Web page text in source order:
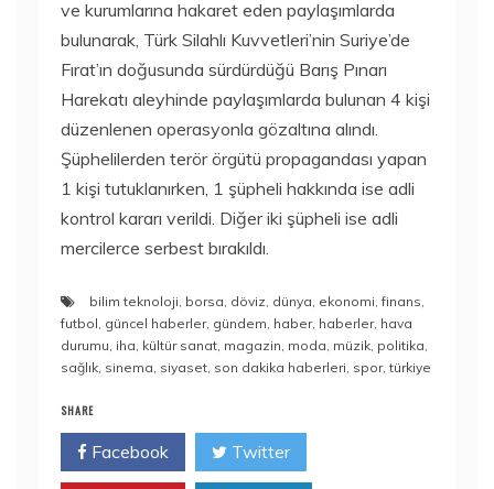
ve kurumlarına hakaret eden paylaşımlarda
bulunarak, Türk Silahlı Kuvvetleri’nin Suriye’de
Fırat’ın doğusunda sürdürdüğü Barış Pınarı
Harekatı aleyhinde paylaşımlarda bulunan 4 kişi
düzenlenen operasyonla gözaltına alındı.
Şüphelilerden terör örgütü propagandası yapan
1 kişi tutuklanırken, 1 şüpheli hakkında ise adli
kontrol kararı verildi. Diğer iki şüpheli ise adli
mercilerce serbest bırakıldı.
bilim teknoloji, borsa, döviz, dünya, ekonomi,finans,
futbol, güncel haberler, gündem, haber, haberler, hava
durumu, iha, kültür sanat, magazin, moda, müzik, politika,
sağlık, sinema, siyaset, son dakika haberleri, spor,türkiye
SHARE
Facebook Twitter